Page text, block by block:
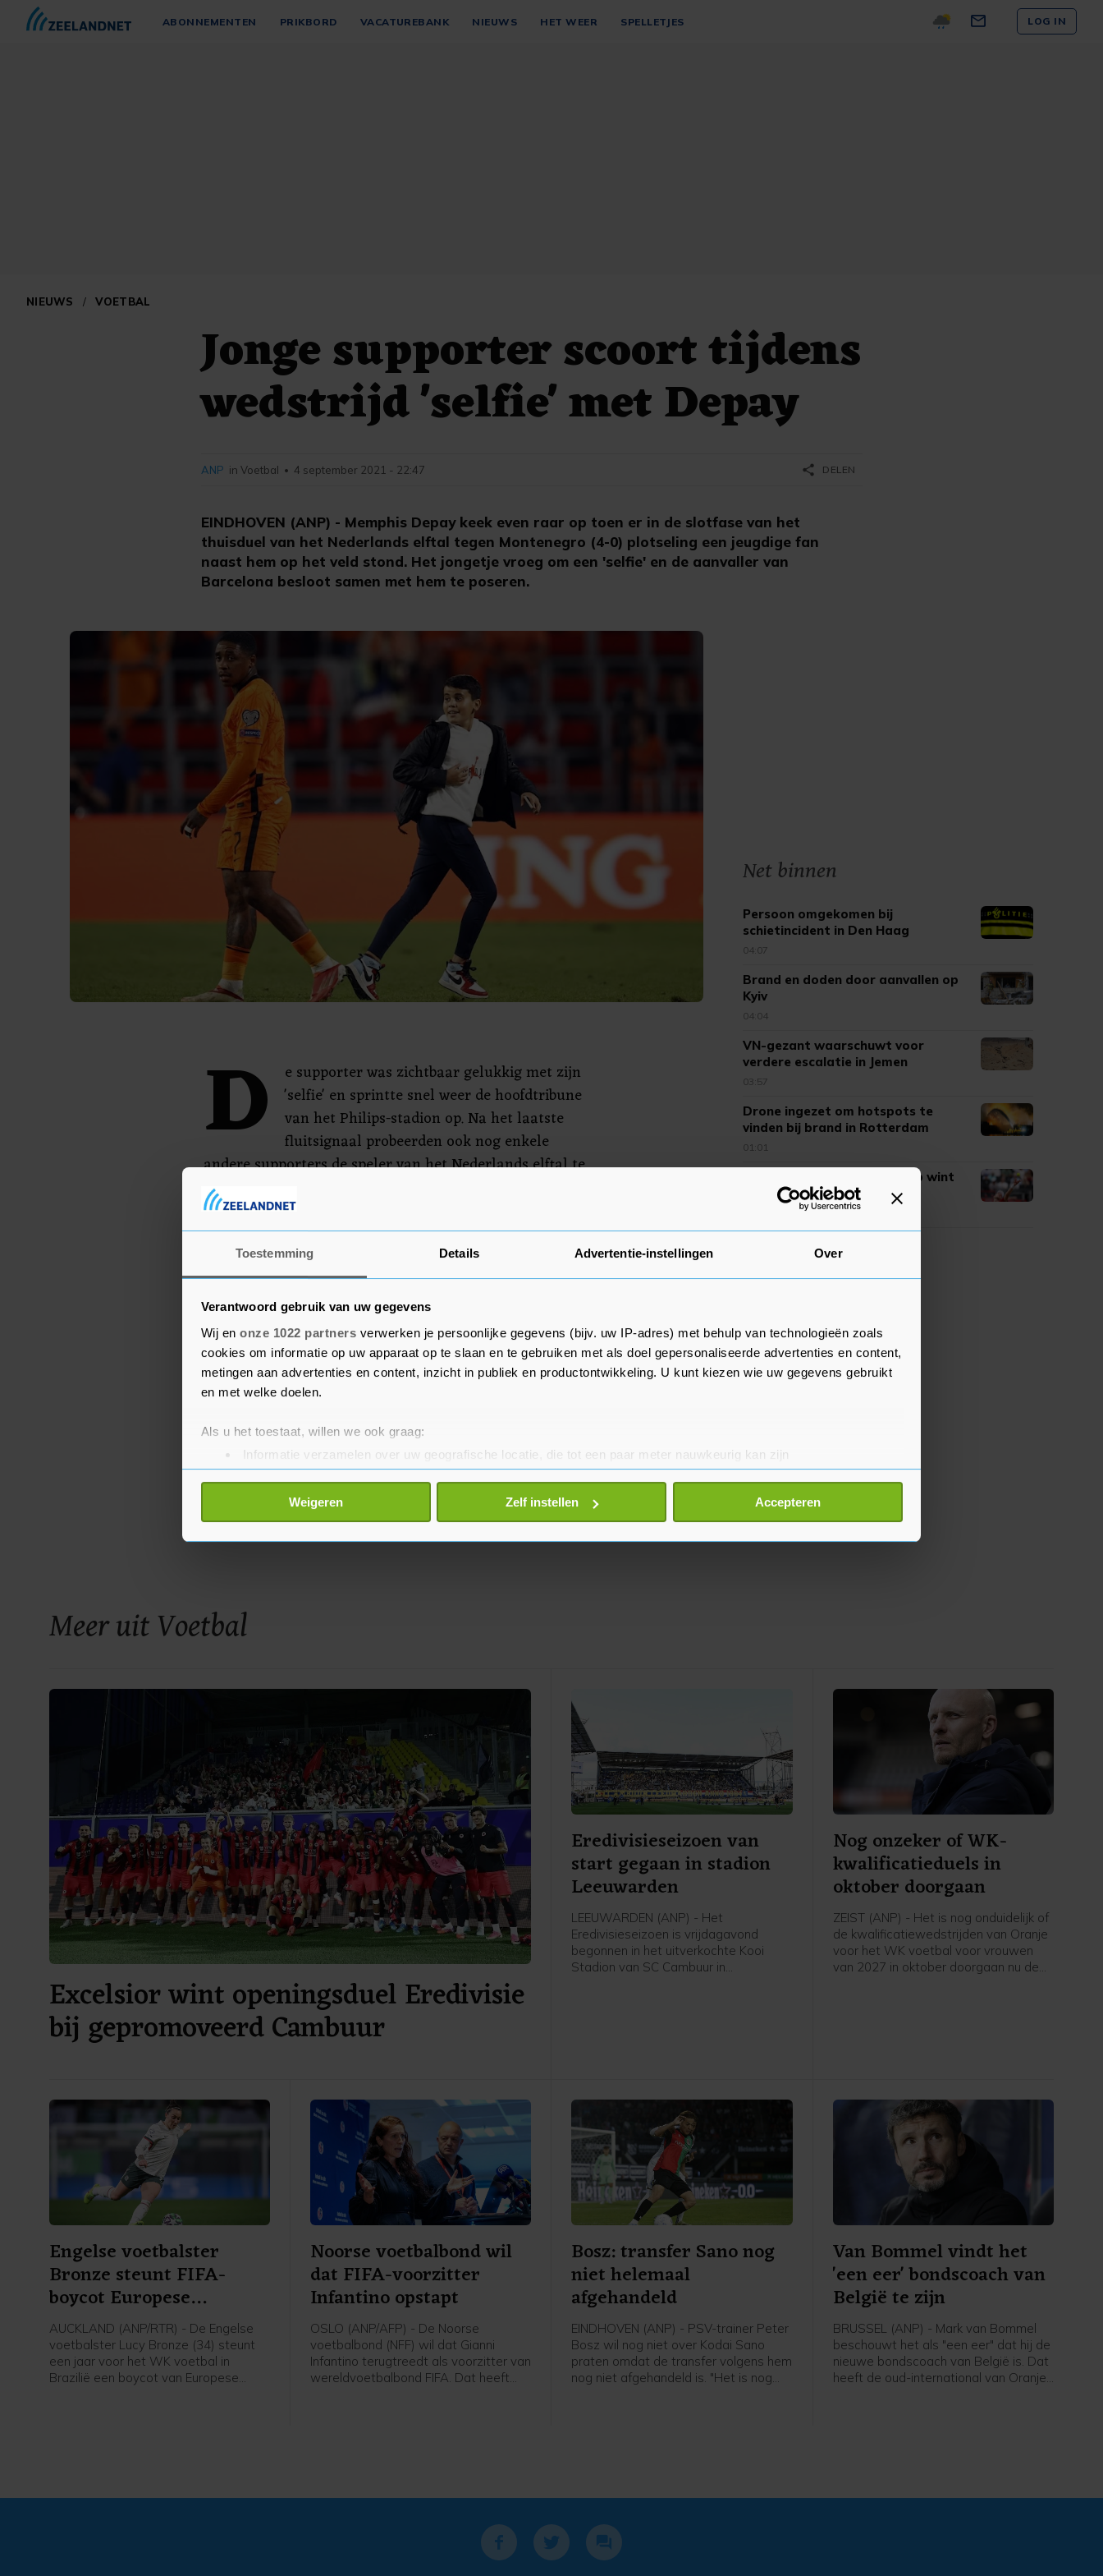
Toestemming Details Advertentie-instellingen Over
Verantwoord gebruik van uw gegevens
Wij en onze 1022 partners verwerken je persoonlijke gegevens (bijv. uw IP-adres) met behulp van technologieën zoals
cookies om informatie op uw apparaat op te slaan en te gebruiken met als doel gepersonaliseerde advertenties en content,
metingen aan advertenties en content, inzicht in publiek en productontwikkeling. U kunt kiezen wie uw gegevens gebruikt
en met welke doelen.
Als u het toestaat, willen we ook graag:
Informatie verzamelen over uw geografische locatie, die tot een paar meter nauwkeurig kan zijn
Uw apparaat identificeren door het actief te scannen op specifieke eigenschappen (fingerprinting)
Lees meer over hoe uw persoonlijke gegevens worden verwerkt en stel uw voorkeuren in het
detailgedeelte
toestemming op elk moment wijzigen of intrekken in de Cookieverklaring.
Weigeren Zelf instellen Accepteren
ABONNEMENTEN PRIKBORD VACATUREBANK NIEUWS HET WEER SPELLETJES LOG IN
NIEUWS / VOETBAL
Jonge supporter scoort tijdens
wedstrijd 'selfie' met Depay
EINDHOVEN (ANP) - Memphis Depay keek even raar op toen er in de slotfase van het
thuisduel van het Nederlands elftal tegen Montenegro (4-0) plotseling een jeugdige fan
naast hem op het veld stond. Het jongetje vroeg om een 'selfie' en de aanvaller van
Barcelona besloot samen met hem te poseren.
ANP in Voetbal • 4 september 2021 - 22:47 share DELEN
D
e supporter was zichtbaar gelukkig met zijn
'selfie' en sprintte snel weer de hoofdtribune
van het Philips-stadion op. Na het laatste
fluitsignaal probeerden ook nog enkele
andere supporters de speler van het Nederlands elftal te
bereiken. Zij werden echter door toegesnelde stewards
tegengehouden.
Meer uit Voetbal
Excelsior wint openingsduel Eredivisie
bij gepromoveerd Cambuur
Eredivisieseizoen van
start gegaan in stadion
Leeuwarden
LEEUWARDEN (ANP) - Het
Eredivisieseizoen is vrijdagavond
begonnen in het uitverkochte Kooi
Stadion van SC Cambuur in
Nog onzeker of WK-
kwalificatieduels in
oktober doorgaan
ZEIST (ANP) - Het is nog onduidelijk of
de kwalificatiewedstrijden van Oranje
voor het WK voetbal voor vrouwen
van 2027 in oktober doorgaan nu de
of de duels door zullen gaan.
Engelse voetbalster
Bronze steunt FIFA-
boycot Europese
speelsters
AUCKLAND (ANP/RTR) - De Engelse
voetbalster Lucy Bronze (34) steunt
een jaar voor het WK voetbal in
Brazilië een boycot van Europese
Noorse voetbalbond wil
dat FIFA-voorzitter
Infantino opstapt
OSLO (ANP/AFP) - De Noorse
voetbalbond (NFF) wil dat Gianni
Infantino terugtreedt als voorzitter van
wereldvoetbalbond FIFA. Dat heeft
Bosz: transfer Sano nog
niet helemaal
afgehandeld
EINDHOVEN (ANP) - PSV-trainer Peter
Bosz wil nog niet over Kodai Sano
praten omdat de transfer volgens hem
nog niet afgehandeld is. "Het is nog
Van Bommel vindt het
'een eer' bondscoach van
België te zijn
BRUSSEL (ANP) - Mark van Bommel
beschouwt het als "een eer" dat hij de
nieuwe bondscoach van België is. Dat
heeft de oud-international van Oranje
Net binnen
Persoon omgekomen bij
schietincident in Den Haag
04:07
Brand en doden door aanvallen op
Kyiv
04:04
VN-gezant waarschuwt voor
verdere escalatie in Jemen
03:57
Drone ingezet om hotspots te
vinden bij brand in Rotterdam
01:01
Tennisser Van de Zandschulp wint
na stunt weer in Montréal